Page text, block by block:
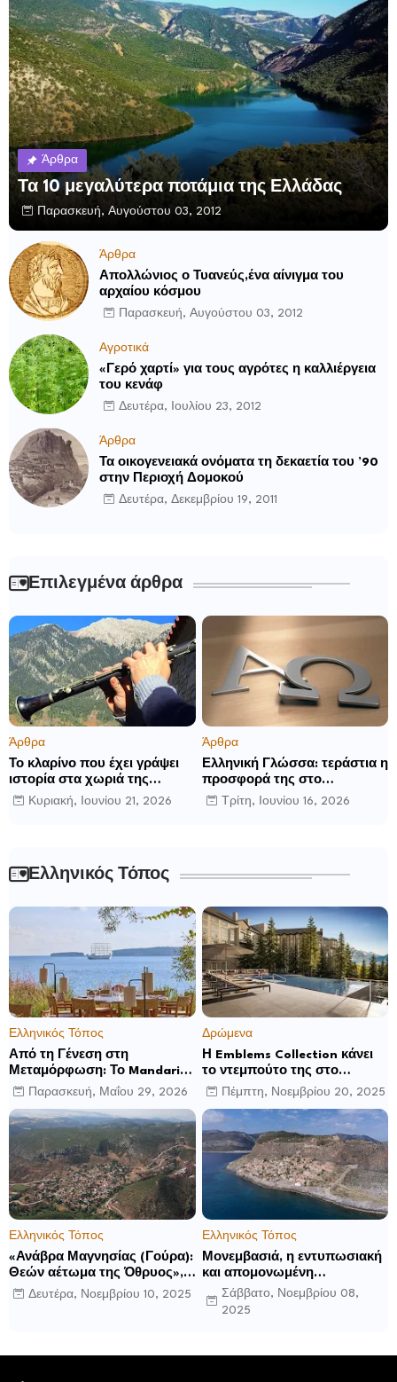
Άρθρα
Τα 10 μεγαλύτερα ποτάμια της Ελλάδας
Παρασκευή, Αυγούστου 03, 2012
Άρθρα
Απολλώνιος ο Τυανεύς,ένα αίνιγμα του
αρχαίου κόσμου
Παρασκευή, Αυγούστου 03, 2012
Αγροτικά
«Γερό χαρτί» για τους αγρότες η καλλιέργεια
του κενάφ
Δευτέρα, Ιουλίου 23, 2012
Άρθρα
Τα οικογενειακά ονόματα τη δεκαετία του ’90
στην Περιοχή Δομοκού
Δευτέρα, Δεκεμβρίου 19, 2011
Επιλεγμένα άρθρα
Άρθρα
Το κλαρίνο που έχει γράψει
ιστορία στα χωριά της
Ρούμελης
Κυριακή, Ιουνίου 21, 2026
Άρθρα
Ελληνική Γλώσσα: τεράστια η
προσφορά της στο
παγκόσμιο γίγνεσθαι.
Τρίτη, Ιουνίου 16, 2026
Ελληνικός Τόπος
Ελληνικός Τόπος
Από τη Γένεση στη
Μεταμόρφωση: Το Mandarin
Oriental, Costa Navarino
αποκαλύπτει μια νέα σεζόν
βιωματικών εμπειριών
Παρασκευή, Μαΐου 29, 2026
Δρώμενα
Η Emblems Collection κάνει
το ντεμπούτο της στο
Ηνωμένο Βασίλειο με το
Luckham Park Hotel & Spa
και ανακοινώνει άλλα έξι
ανοίγματα για το 2026 και
μετά
Πέμπτη, Νοεμβρίου 20, 2025
Ελληνικός Τόπος
«Ανάβρα Μαγνησίας (Γούρα):
Θεών αέτωμα της Όθρυος»,
γράφει ο Δημήτρης Β.
Καρέλης
Δευτέρα, Νοεμβρίου 10, 2025
Ελληνικός Τόπος
Μονεμβασιά, η εντυπωσιακή
και απομονωμένη
οχυρωμένη πόλη που
ιδρύθηκε από τους
Σάββατο, Νοεμβρίου 08,
2025